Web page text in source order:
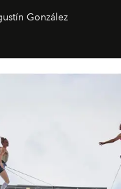
en escena son
González